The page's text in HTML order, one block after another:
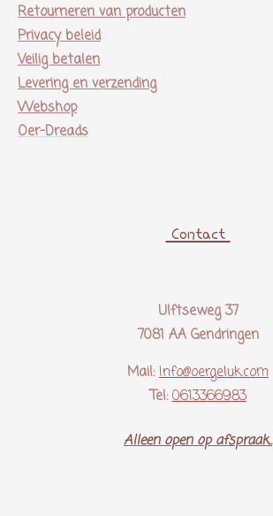
Retourneren van producten
Privacy beleid
Veilig betalen
Levering en verzending
Webshop
Oer-Dreads
Contact
Ulftseweg 37
7081 AA Gendringen
Mail: Info@oergeluk.com
Tel: 0613366983
Alleen open op afspraak..